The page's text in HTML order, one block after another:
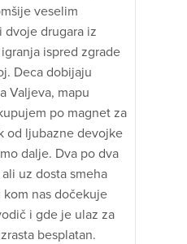
veselim
dvoje drugara iz
ispred zgrade
Deca dobijaju
Valjeva, mapu
po magnet za
od ljubazne devojke
dalje. Dva po dva
uz dosta smeha
nas dočekuje
i gde je ulaz za
besplatan.